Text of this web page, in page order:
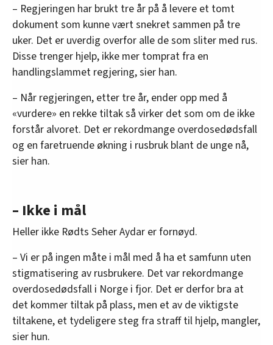
– Regjeringen har brukt tre år på å levere et tomt
dokument som kunne vært snekret sammen på tre
uker. Det er uverdig overfor alle de som sliter med rus.
Disse trenger hjelp, ikke mer tomprat fra en
handlingslammet regjering, sier han.
– Når regjeringen, etter tre år, ender opp med å
«vurdere» en rekke tiltak så virker det som om de ikke
forstår alvoret. Det er rekordmange overdosedødsfall
og en faretruende økning i rusbruk blant de unge nå,
sier han.
– Ikke i mål
Heller ikke Rødts Seher Aydar er fornøyd.
– Vi er på ingen måte i mål med å ha et samfunn uten
stigmatisering av rusbrukere. Det var rekordmange
overdosedødsfall i Norge i fjor. Det er derfor bra at
det kommer tiltak på plass, men et av de viktigste
tiltakene, et tydeligere steg fra straff til hjelp, mangler,
sier hun.